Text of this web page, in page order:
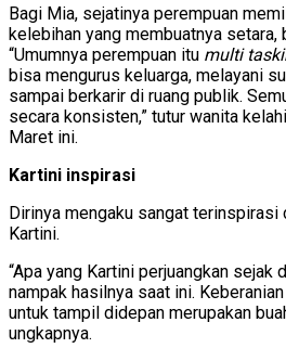
Bagi Mia, sejatinya perempuan
kelebihan yang membuatnya setara,
“Umumnya perempuan itu multi
bisa mengurus keluarga, melayani
sampai berkarir di ruang publik.
secara konsisten,” tutur wanita
Maret ini.
Kartini inspirasi
Dirinya mengaku sangat terinspirasi
Kartini.
“Apa yang Kartini perjuangkan sejak
nampak hasilnya saat ini.
untuk tampil didepan merupakan
ungkapnya.